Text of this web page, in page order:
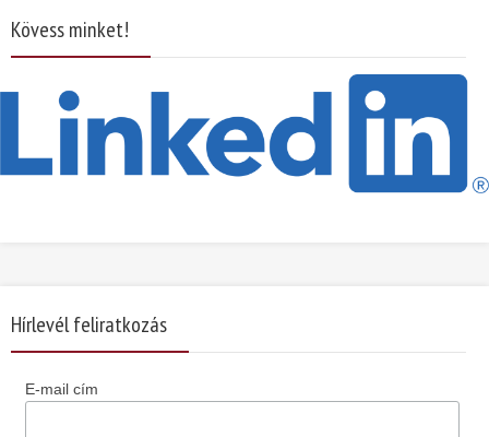
Kövess minket!
Hírlevél feliratkozás
E-mail cím